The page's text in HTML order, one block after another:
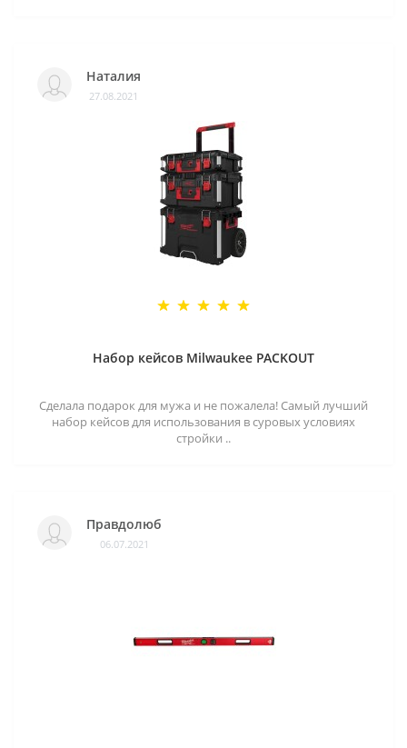
Наталия
27.08.2021
Набор кейсов Milwaukee PACKOUT
Сделала подарок для мужа и не пожалела! Самый лучший
набор кейсов для использования в суровых условиях
стройки ..
Правдолюб
06.07.2021